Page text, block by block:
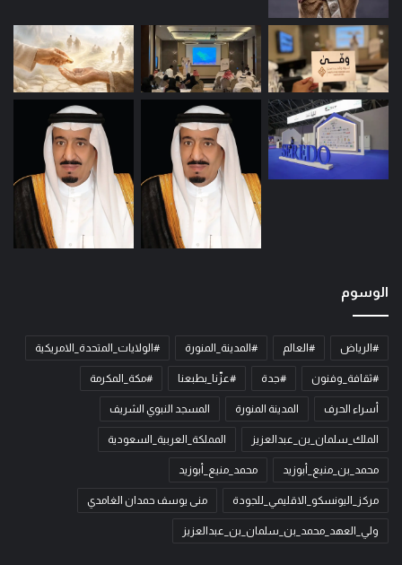
الوسوم
#الرياض #العالم #المدينة_المنورة #الولايات_المتحدة_الامريكية
#ثقافة_وفنون #جدة #عزّنا_بطبعنا #مكة_المكرمة
أسراء الحرف المدينة المنورة المسجد النبوي الشريف
الملك_سلمان_بن_عبدالعزيز المملكة_العربية_السعودية
محمد_بن_منيع_أبوزيد محمد_منيع_أبوزيد
مركز_اليونسكو_الاقليمي_للجودة منى يوسف حمدان الغامدي
ولي_العهد_محمد_بن_سلمان_بن_عبدالعزيز